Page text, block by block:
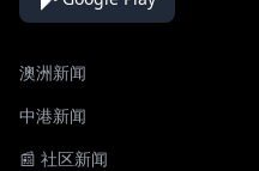
澳洲新闻
中港新闻
📰 社区新闻